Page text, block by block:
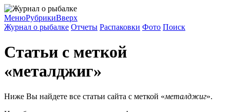
МенюРубрикиВверх
Журнал о рыбалке Отчеты Распаковки Фото Поиск
Статьи с меткой
«металджиг»
Ниже Вы найдете все статьи сайта с меткой «металджиг».